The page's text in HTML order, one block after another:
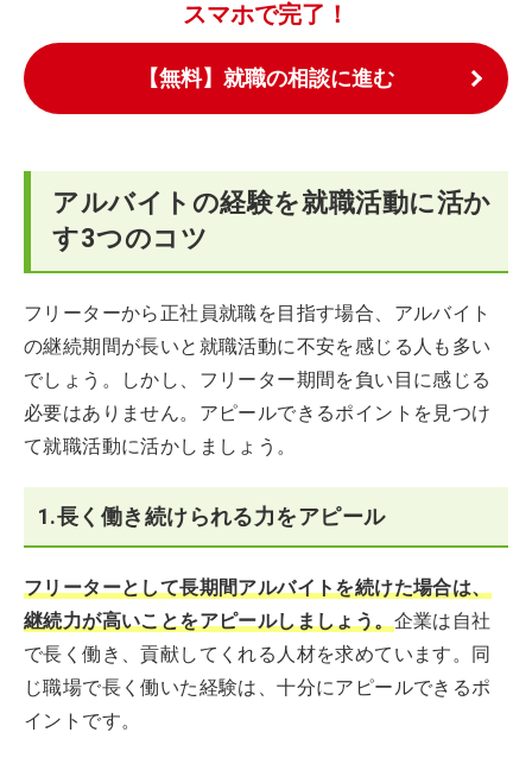
スマホで完了！
【無料】就職の相談に進む
アルバイトの経験を就職活動に活か
す3つのコツ
フリーターから正社員就職を目指す場合、アルバイト
の継続期間が長いと就職活動に不安を感じる人も多い
でしょう。しかし、フリーター期間を負い目に感じる
必要はありません。アピールできるポイントを見つけ
て就職活動に活かしましょう。
1.長く働き続けられる力をアピール
フリーターとして長期間アルバイトを続けた場合は、
継続力が高いことをアピールしましょう。企業は自社
で長く働き、貢献してくれる人材を求めています。同
じ職場で長く働いた経験は、十分にアピールできるポ
イントです。